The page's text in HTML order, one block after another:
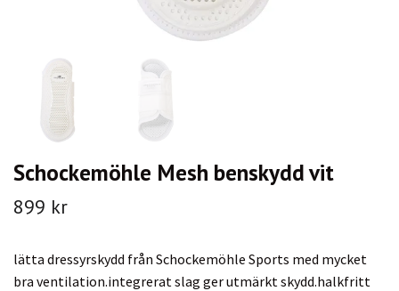
Schockemöhle Mesh benskydd vit
899 kr
lätta dressyrskydd från Schockemöhle Sports med mycket
bra ventilation.integrerat slag ger utmärkt skydd.halkfritt